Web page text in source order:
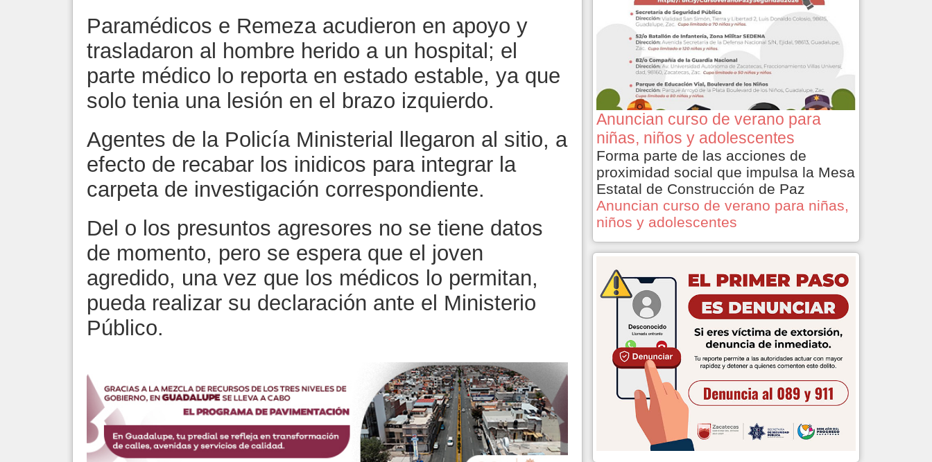
Paramédicos e Remeza acudieron en apoyo y
trasladaron al hombre herido a un hospital; el
parte médico lo reporta en estado estable, ya que
solo tenia una lesión en el brazo izquierdo.
Agentes de la Policía Ministerial llegaron al sitio, a
efecto de recabar los inidicos para integrar la
carpeta de investigación correspondiente.
Del o los presuntos agresores no se tiene datos
de momento, pero se espera que el joven
agredido, una vez que los médicos lo permitan,
pueda realizar su declaración ante el Ministerio
Público.
Anuncian curso de verano para
niñas, niños y adolescentes
Forma parte de las acciones de
proximidad social que impulsa la Mesa
Estatal de Construcción de Paz
Anuncian curso de verano para niñas,
niños y adolescentes